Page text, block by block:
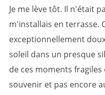
Je me lève tôt. Il n'était
m'installais en terrasse.
exceptionnellement
soleil dans un presque
de ces moments
souvenir et pas encore